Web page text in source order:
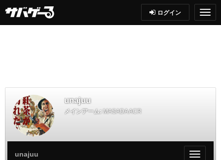
ログイン
unajuu
メインアーム: MASADA ACR
My
unajuu